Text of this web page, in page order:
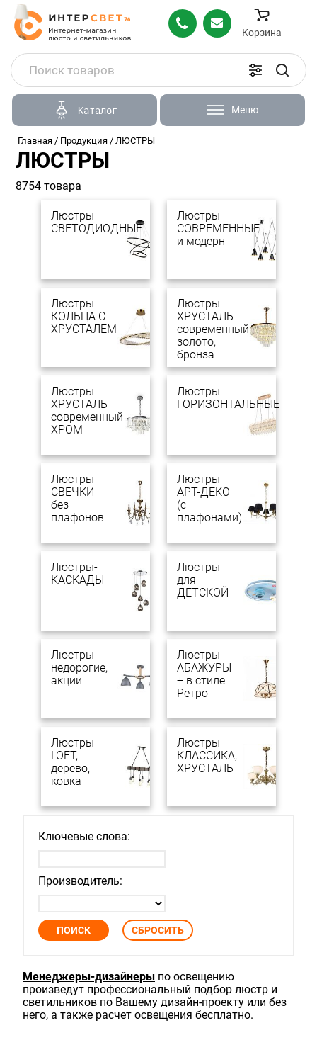
Корзина
Каталог Меню
Главная / Продукция / ЛЮСТРЫ
ЛЮСТРЫ
8754 товара
Люстры
СВЕТОДИОДНЫЕ
Люстры
СОВРЕМЕННЫЕ
и модерн
Люстры
КОЛЬЦА С
ХРУСТАЛЕМ
Люстры
ХРУСТАЛЬ
современный
золото,
бронза
Люстры
ХРУСТАЛЬ
современный
ХРОМ
Люстры
ГОРИЗОНТАЛЬНЫЕ
Люстры
СВЕЧКИ
без
плафонов
Люстры
АРТ-ДЕКО
(с
плафонами)
Люстры-
КАСКАДЫ
Люстры
для
ДЕТСКОЙ
Люстры
недорогие,
акции
Люстры
АБАЖУРЫ
+ в стиле
Ретро
Люстры
LOFT,
дерево,
ковка
Люстры
КЛАССИКА,
ХРУСТАЛЬ
Ключевые слова:
Производитель:
Менеджеры-дизайнеры по освещению
произведут профессиональный подбор люстр и
светильников по Вашему дизайн-проекту или без
него, а также расчет освещения бесплатно.